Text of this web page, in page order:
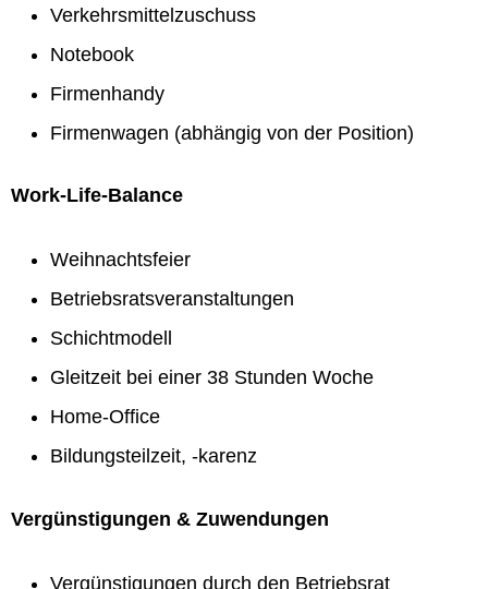
Verkehrsmittelzuschuss
Notebook
Firmenhandy
Firmenwagen (abhängig von der Position)
Work-Life-Balance
Weihnachtsfeier
Betriebsratsveranstaltungen
Schichtmodell
Gleitzeit bei einer 38 Stunden Woche
Home-Office
Bildungsteilzeit, -karenz
Vergünstigungen & Zuwendungen
Vergünstigungen durch den Betriebsrat